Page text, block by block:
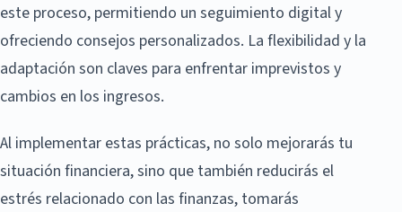
este proceso, permitiendo un seguimiento digital y
ofreciendo consejos personalizados. La flexibilidad y la
adaptación son claves para enfrentar imprevistos y
cambios en los ingresos.
Al implementar estas prácticas, no solo mejorarás tu
situación financiera, sino que también reducirás el
estrés relacionado con las finanzas, tomarás